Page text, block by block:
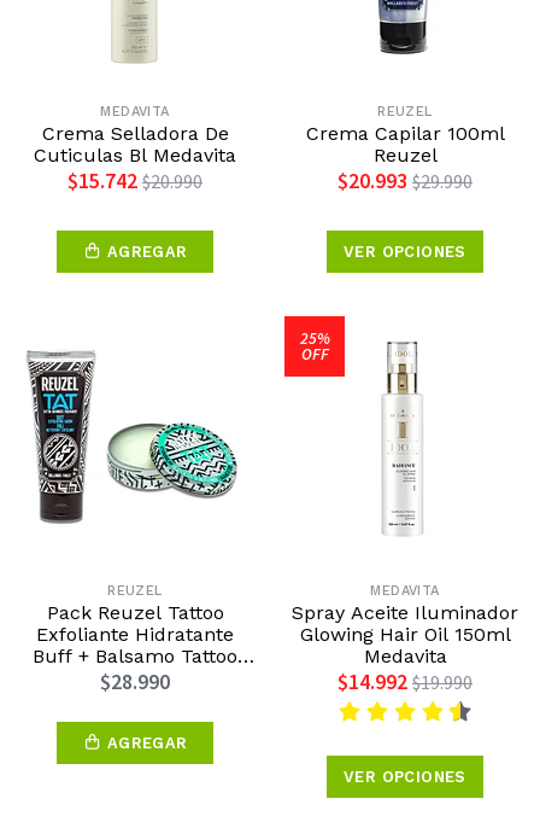
MEDAVITA
Crema Selladora De
Cuticulas Bl Medavita
$15.742 $20.990
AGREGAR
REUZEL
Crema Capilar 100ml
Reuzel
$20.993 $29.990
VER OPCIONES
REUZEL
Pack Reuzel Tattoo
Exfoliante Hidratante
Buff + Balsamo Tattoo
Reuzel
$28.990
AGREGAR
25%
OFF
MEDAVITA
Spray Aceite Iluminador
Glowing Hair Oil 150ml
Medavita
$14.992 $19.990
VER OPCIONES